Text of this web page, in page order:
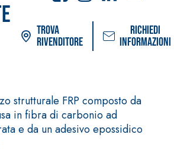
Trova
rivenditore
Richiedi
informazioni
strutturale FRP composto da
in fibra di carbonio ad
e da un adesivo epossidico
PAVIMENTI E
Sistema
PITTURE
SICURA G3